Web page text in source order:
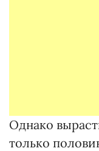
Однако
только